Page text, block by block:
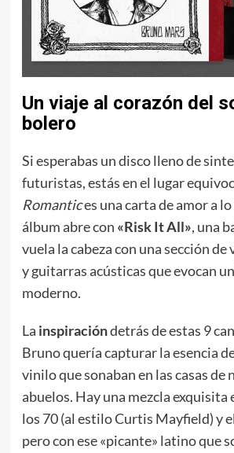
Un viaje al corazón del
bolero
Si esperabas un disco lleno de
futuristas, estás en el lugar
Romantices una carta de amor a lo
álbum abre con «Risk It All», una
vuela la cabeza con una sección
y guitarras acústicas que evocan
moderno.
La inspiracióndetrás de estas 9
Bruno quería capturar la esencia
vinilo que sonaban en las casas de
abuelos. Hay una mezcla exquisita
los 70 (al estilo Curtis Mayfield) y
pero con ese «picante» latino que